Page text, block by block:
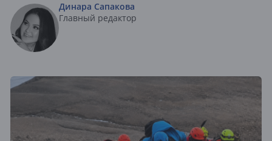
Динара Сапакова
Главный редактор